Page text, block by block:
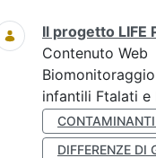
Il progetto LIFE
Contenuto Web
infantili Ftalati e
DIFFERENZE DI